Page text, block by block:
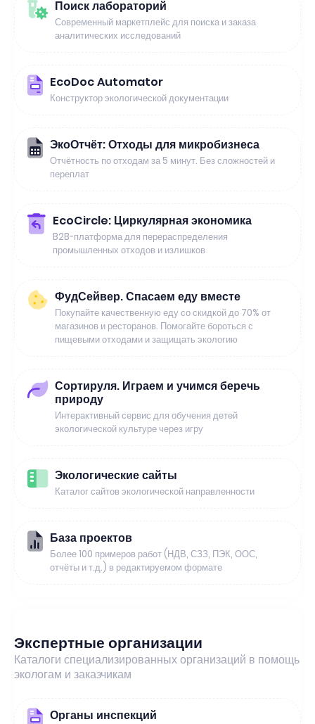
Поиск лабораторий
Современный маркетплейс для поиска и заказа
аналитических исследований
EcoDoc Automator
Конструктор экологической документации
ЭкоОтчёт: Отходы для микробизнеса
Отчётность по отходам за 5 минут. Без сложностей и
переплат
EcoCircle: Циркулярная экономика
B2B-платформа для перераспределения
промышленных отходов и излишков
ФудСейвер. Спасаем еду вместе
Покупайте качественную еду со скидкой до 70% от
магазинов и ресторанов. Помогайте бороться с
пищевыми отходами и защищать экологию
Сортируля. Играем и учимся беречь
природу
Интерактивный сервис для обучения детей
экологической культуре через игру
Экологические сайты
Каталог сайтов экологической направленности
База проектов
Более 100 примеров работ (НДВ, СЗЗ, ПЭК, ООС,
отчёты и т.д.) в редактируемом формате
Экспертные организации
Каталоги специализированных организаций в помощь
экологам и заказчикам
Органы инспекций